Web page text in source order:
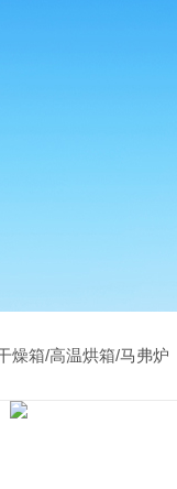
燥箱/高温烘箱/马弗炉